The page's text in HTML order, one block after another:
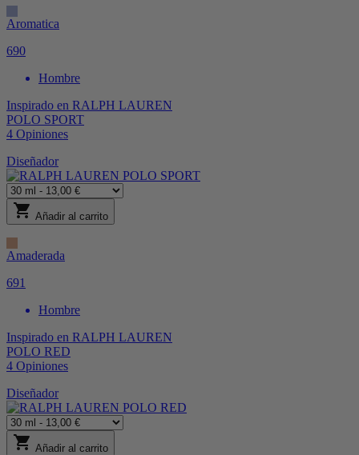
Aromatica
690
Hombre
Inspirado en RALPH LAUREN
POLO SPORT
4 Opiniones
Diseñador
shopping_cart Añadir al carrito
Amaderada
691
Hombre
Inspirado en RALPH LAUREN
POLO RED
4 Opiniones
Diseñador
shopping_cart Añadir al carrito